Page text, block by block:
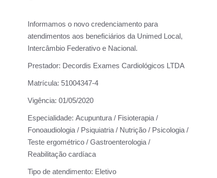
Informamos o novo credenciamento para
atendimentos aos beneficiários da Unimed Local,
Intercâmbio Federativo e Nacional.
Prestador: Decordis Exames Cardiológicos LTDA
Matrícula: 51004347-4
Vigência: 01/05/2020
Especialidade: Acupuntura / Fisioterapia /
Fonoaudiologia / Psiquiatria / Nutrição / Psicologia /
Teste ergométrico / Gastroenterologia /
Reabilitação cardíaca
Tipo de atendimento: Eletivo